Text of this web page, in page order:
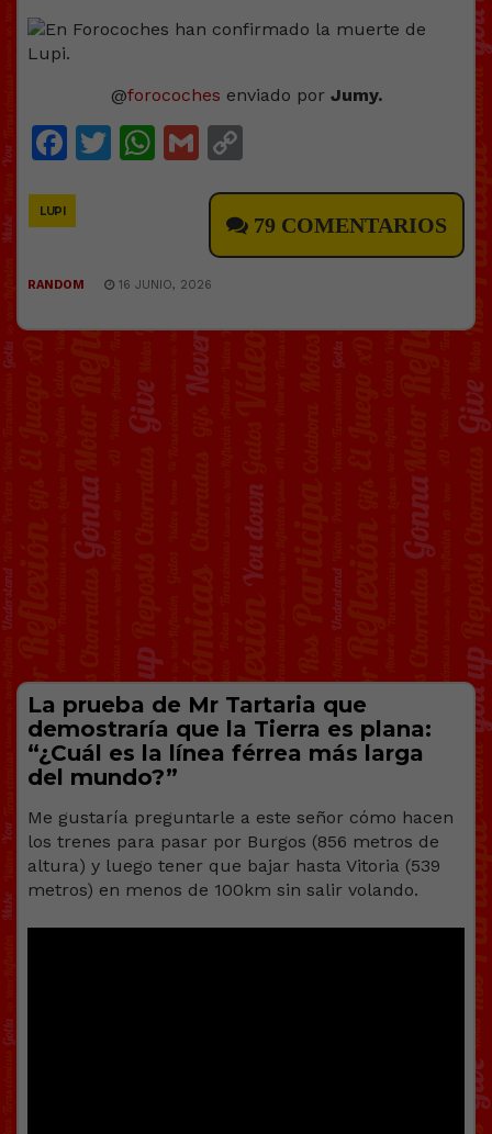
@forocoches enviado por Jumy.
Facebook
Twitter
WhatsApp
Gmail
LUPI
79 COMENTARIOS
RANDOM 16 JUNIO, 2026
La prueba de Mr Tartaria que
demostraría que la Tierra es plana:
“¿Cuál es la línea férrea más larga
del mundo?”
Me gustaría preguntarle a este señor cómo hacen
los trenes para pasar por Burgos (856 metros de
altura) y luego tener que bajar hasta Vitoria (539
metros) en menos de 100km sin salir volando.